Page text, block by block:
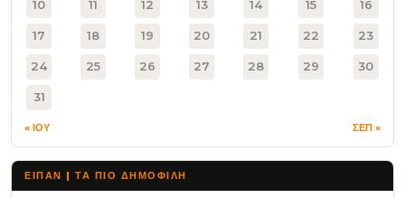
10 11 12 13 14 15 16
17 18 19 20 21 22 23
24 25 26 27 28 29 30
31
« ΙΟΥ ΣΕΠ »
ΕΙΠΑΝ | ΤΑ ΠΙΟ ΔΗΜΟΦΙΛΉ